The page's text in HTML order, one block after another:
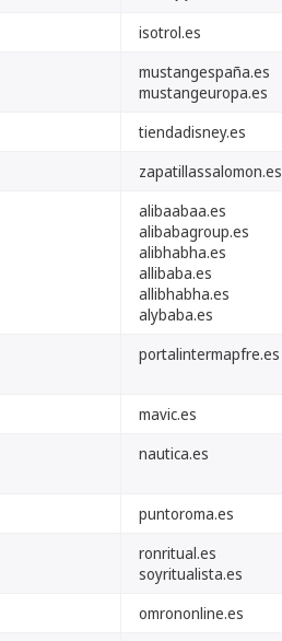
isotrol.es
mustangespaña.es
mustangeuropa.es
tiendadisney.es
zapatillassalomon.es
alibaabaa.es
alibabagroup.es
alibhabha.es
allibaba.es
allibhabha.es
alybaba.es
portalintermapfre.es
mavic.es
nautica.es
puntoroma.es
ronritual.es
soyritualista.es
omrononline.es